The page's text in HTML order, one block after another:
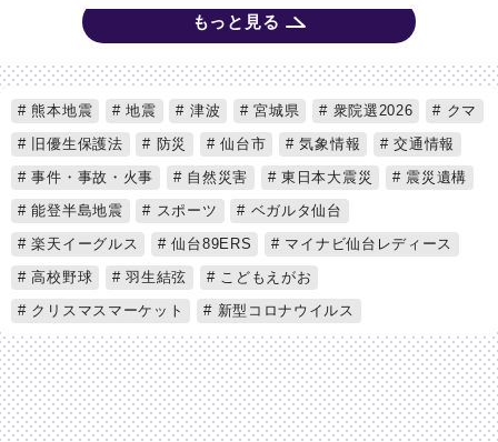
もっと見る
熊本地震 地震 津波 宮城県 衆院選2026
クマ
旧優生保護法
防災 仙台市 気象情報
交通情報
事件・事故・火事
自然災害 東日本大震災
震災遺構
能登半島地震
スポーツ
ベガルタ仙台
楽天イーグルス
仙台89ERS
マイナビ仙台レディース
高校野球
羽生結弦
こどもえがお
クリスマスマーケット
新型コロナウイルス